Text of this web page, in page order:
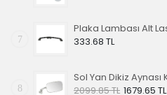
7
333.68 TL
8
2099.85 TL 1679.65 TL